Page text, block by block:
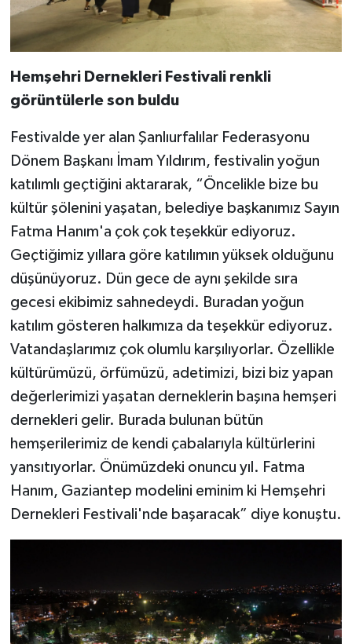
Hemşehri Dernekleri Festivali renkli
görüntülerle son buldu
Festivalde yer alan Şanlıurfalılar Federasyonu
Dönem Başkanı İmam Yıldırım, festivalin yoğun
katılımlı geçtiğini aktararak, “Öncelikle bize bu
kültür şölenini yaşatan, belediye başkanımız Sayın
Fatma Hanım'a çok çok teşekkür ediyoruz.
Geçtiğimiz yıllara göre katılımın yüksek olduğunu
düşünüyoruz. Dün gece de aynı şekilde sıra
gecesi ekibimiz sahnedeydi. Buradan yoğun
katılım gösteren halkımıza da teşekkür ediyoruz.
Vatandaşlarımız çok olumlu karşılıyorlar. Özellikle
kültürümüzü, örfümüzü, adetimizi, bizi biz yapan
değerlerimizi yaşatan derneklerin başına hemşeri
dernekleri gelir. Burada bulunan bütün
hemşerilerimiz de kendi çabalarıyla kültürlerini
yansıtıyorlar. Önümüzdeki onuncu yıl. Fatma
Hanım, Gaziantep modelini eminim ki Hemşehri
Dernekleri Festivali'nde başaracak” diye konuştu.